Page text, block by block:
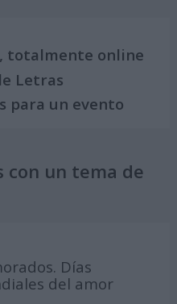
totalmente online
Letras
para un evento
con un tema de
Días
del amor